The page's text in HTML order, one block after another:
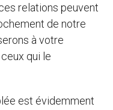
relations peuvent
de notre
à votre
qui le
est évidemment